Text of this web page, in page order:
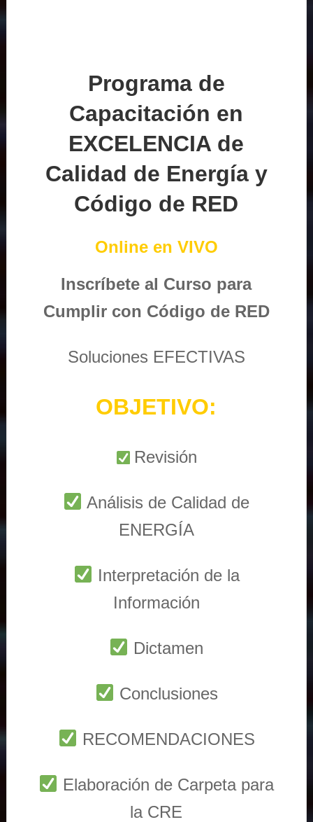
Programa de
Capacitación en
EXCELENCIA de
Calidad de Energía y
Código de RED
Online en VIVO
Inscríbete al Curso para
Cumplir con Código de RED
Soluciones EFECTIVAS
OBJETIVO:
Revisión
Análisis de Calidad de
ENERGÍA
Interpretación de la
Información
Dictamen
Conclusiones
RECOMENDACIONES
Elaboración de Carpeta para
la CRE